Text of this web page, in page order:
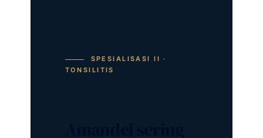
SPESIALISASI II ·
TONSILITIS